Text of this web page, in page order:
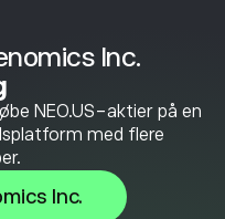
Inc.
NEO.US-aktier på en
med flere
Inc.